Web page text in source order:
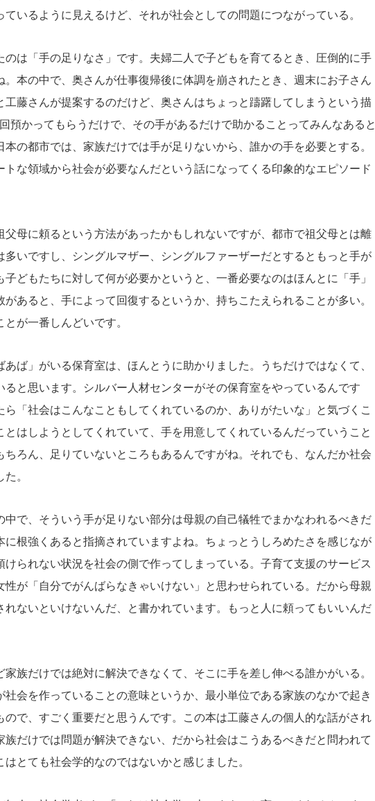
いるように見えるけど、それが社会としての問題につながっている。
は「手の足りなさ」です。夫婦二人で子どもを育てるとき、圧倒的に手
。本の中で、奥さんが仕事復帰後に体調を崩されたとき、週末にお子さん
工藤さんが提案するのだけど、奥さんはちょっと躊躇してしまうという描
預かってもらうだけで、その手があるだけで助かることってみんなあると
の都市では、家族だけでは手が足りないから、誰かの手を必要とする。
トな領域から社会が必要なんだという話になってくる印象的なエピソード
母に頼るという方法があったかもしれないですが、都市で祖父母とは離
多いですし、シングルマザー、シングルファーザーだとするともっと手が
どもたちに対して何が必要かというと、一番必要なのはほんとに「手」
あると、手によって回復するというか、持ちこたえられることが多い。
が一番しんどいです。
ば」がいる保育室は、ほんとうに助かりました。うちだけではなくて、
ると思います。シルバー人材センターがその保育室をやっているんです
ら「社会はこんなこともしてくれているのか、ありがたいな」と気づくこ
とはしようとしてくれていて、手を用意してくれているんだっていうこと
ちろん、足りていないところもあるんですがね。それでも、なんだか社会
。
で、そういう手が足りない部分は母親の自己犠牲でまかなわれるべきだ
に根強くあると指摘されていますよね。ちょっとうしろめたさを感じなが
けられない状況を社会の側で作ってしまっている。子育て支援のサービス
性が「自分でがんばらなきゃいけない」と思わせられている。だから母親
れないといけないんだ、と書かれています。もっと人に頼ってもいいんだ
族だけでは絶対に解決できなくて、そこに手を差し伸べる誰かがいる。
社会を作っていることの意味というか、最小単位である家族のなかで起き
ので、すごく重要だと思うんです。この本は工藤さんの個人的な話がされ
族だけでは問題が解決できない、だから社会はこうあるべきだと問われて
とても社会学的なのではないかと感じました。